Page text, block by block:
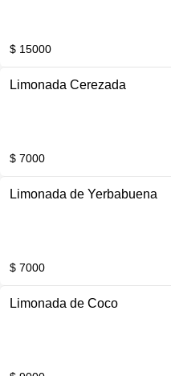
$ 15000
Limonada Cerezada
$ 7000
Limonada de Yerbabuena
$ 7000
Limonada de Coco